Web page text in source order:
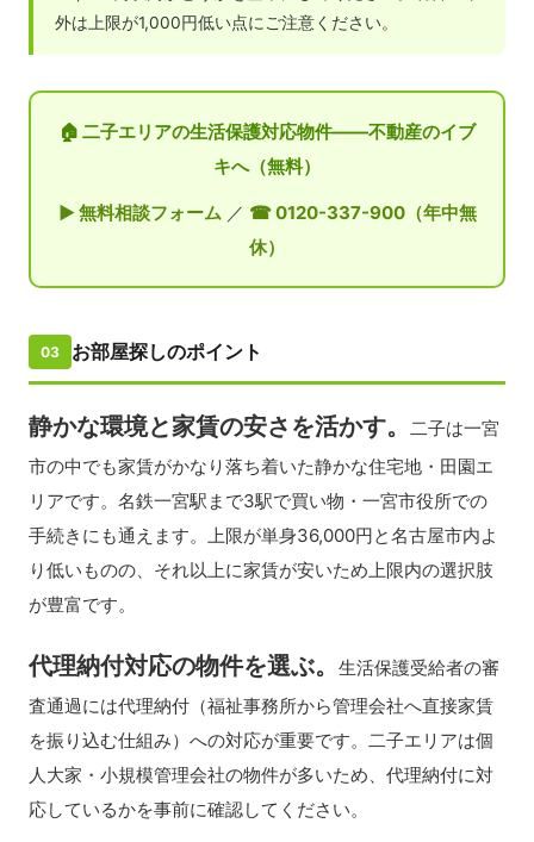
外は上限が1,000円低い点にご注意ください。
🏠 二子エリアの生活保護対応物件——不動産のイブ
キへ（無料）
▶ 無料相談フォーム ／ ☎ 0120-337-900（年中無
休）
03 お部屋探しのポイント
静かな環境と家賃の安さを活かす。
二子は一宮
市の中でも家賃がかなり落ち着いた静かな住宅地・田園エ
リアです。名鉄一宮駅まで3駅で買い物・一宮市役所での
手続きにも通えます。上限が単身36,000円と名古屋市内よ
り低いものの、それ以上に家賃が安いため上限内の選択肢
が豊富です。
代理納付対応の物件を選ぶ。生活保護受給者の審
査通過には代理納付（福祉事務所から管理会社へ直接家賃
を振り込む仕組み）への対応が重要です。二子エリアは個
人大家・小規模管理会社の物件が多いため、代理納付に対
応しているかを事前に確認してください。